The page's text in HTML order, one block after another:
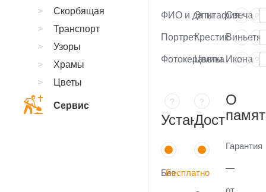
ФИО и даты ?
Портрет ?
Фотокерамика ?
Эпитафия ?
Крестик ?
Цветы ?
Свеча
Виньетка
Икона
?
Установка
Без
?
Доставка
Бесплатно
О
Гарантия
—
от
Скорбящая
Транспорт
Узоры
Храмы
Цветы
Сервис